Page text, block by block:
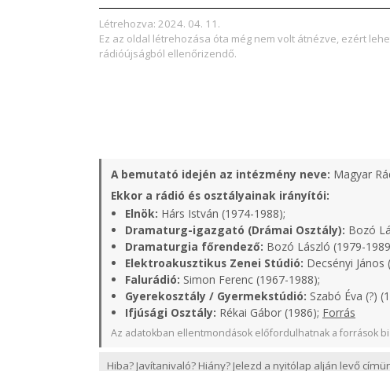
Létrehozva: 2024. 04. 11.
Ez az oldal létrehozása óta még nem volt átnézve, ezért
rádióújságból ellenőrizendő.
A bemutató idején az intézmény neve: Magyar
Ekkor a rádió és osztályainak irányítói:
Elnök: Hárs István (1974-1988);
Dramaturg-igazgató (Drámai Osztály): Bozó
Dramaturgia főrendező: Bozó László (1979-
Elektroakusztikus Zenei Stúdió: Decsényi János
Falurádió: Simon Ferenc (1967-1988);
Gyerekosztály / Gyermekstúdió: Szabó Éva (?)
Ifjúsági Osztály: Rékai Gábor (1986); Forrás
Az adatokban ellentmondások előfordulhatnak a források
Hiba? Javítanivaló? Hiány? Jelezd a nyitólap alján levő